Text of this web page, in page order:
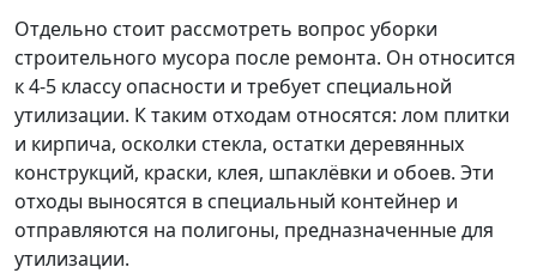
Отдельно стоит рассмотреть вопрос уборки
строительного мусора после ремонта. Он относится
к 4-5 классу опасности и требует специальной
утилизации. К таким отходам относятся: лом плитки
и кирпича, осколки стекла, остатки деревянных
конструкций, краски, клея, шпаклёвки и обоев. Эти
отходы выносятся в специальный контейнер и
отправляются на полигоны, предназначенные для
утилизации.